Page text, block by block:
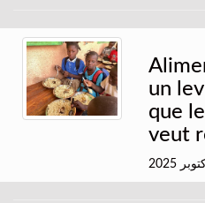
un
que
veut